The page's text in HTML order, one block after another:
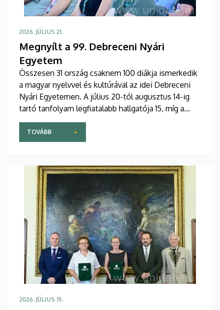
2026. JÚLIUS 21.
Megnyílt a 99. Debreceni Nyári
Egyetem
Összesen 31 ország csaknem 100 diákja ismerkedik
a magyar nyelvvel és kultúrával az idei Debreceni
Nyári Egyetemen. A július 20-tól augusztus 14-ig
tartó tanfolyam legfiatalabb hallgatója 15, míg a
legidősebb 80 éves. Az Egyetemi Templomban
tartott hétfői ünnepélyes megnyitón átadták az
ösztöndíjasok okleveleit.
TOVÁBB
2026. JÚLIUS 15.